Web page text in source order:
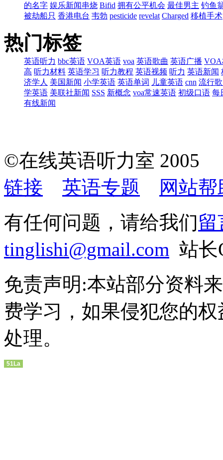
的名字 娱乐新闻串烧 Bifid 拥有公平机会 最佳男主 钓鱼
被劫船只 香港电台 韦勃 pesticide revelat Charged 移植手术
热门标签
英语听力 bbc英语 VOA英语 voa 英语歌曲 英语广播 VOA
高 听力材料 英语学习 听力教程 英语视频 听力 英语新闻
济学人 美国新闻 小学英语 英语单词 儿童英语 cnn 流行
学英语 美联社新闻 SSS 新概念 voa常速英语 初级口语 每
有线新闻
©在线英语听力室
链接
英语专题
网站帮
有任何问题，请给我们留
tinglishi@gmail.com 站长
免责声明:本站部分资料
费学习，如果侵犯您的
处理。
51La